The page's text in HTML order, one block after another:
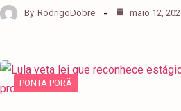
By RodrigoDobre maio 12,
PONTA PORÃ